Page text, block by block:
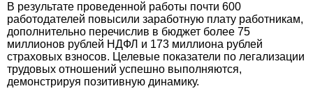
В результате проведенной работы почти 600
работодателей повысили заработную плату работникам,
дополнительно перечислив в бюджет более 75
миллионов рублей НДФЛ и 173 миллиона рублей
страховых взносов. Целевые показатели по легализации
трудовых отношений успешно выполняются,
демонстрируя позитивную динамику.